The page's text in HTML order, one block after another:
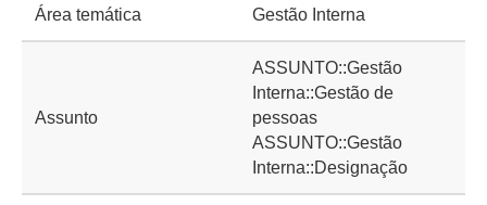
Área temática Gestão Interna
Assunto
ASSUNTO::Gestão
Interna::Gestão de
pessoas
ASSUNTO::Gestão
Interna::Designação